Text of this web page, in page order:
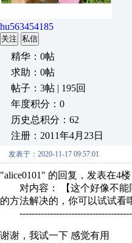
hu563454185
关注 私信
精华：0帖
求助：0帖
帖子：3帖 | 195回
年度积分：0
历史总积分：62
注册：2011年4月23日
发表于：2020-11-17 09:57:01
"alice0101" 的回复，发表在4楼
对内容： 【这个好像不能
的方法解决的，你可以试试看
谢谢，我试一下 感觉有用